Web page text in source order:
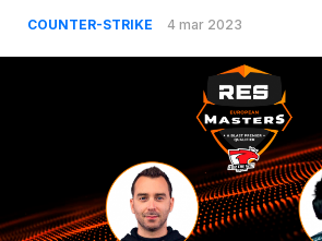
COUNTER-STRIKE 4 mar 2023